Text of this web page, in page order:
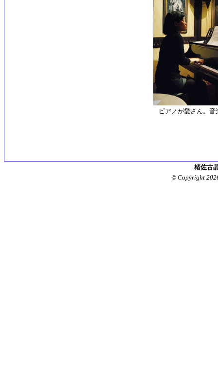
ピアノが愛さん。
楮佐古
© Copyright